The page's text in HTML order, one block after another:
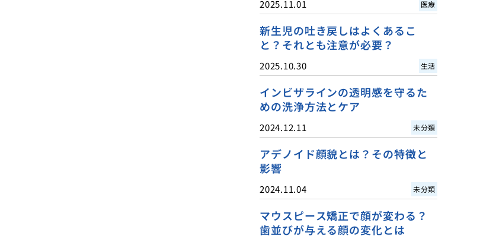
2025.11.01 医療
新生児の吐き戻しはよくあるこ
と？それとも注意が必要？
2025.10.30 生活
インビザラインの透明感を守るた
めの洗浄方法とケア
2024.12.11 未分類
アデノイド顔貌とは？その特徴と
影響
2024.11.04 未分類
マウスピース矯正で顔が変わる？
歯並びが与える顔の変化とは